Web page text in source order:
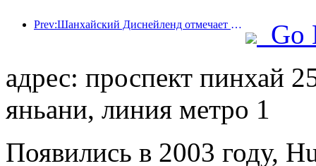
Prev:Шанхайский Диснейленд отмечает свою 10-летнюю годовщину, приняв на сегодняшний день более 100 миллионов посетителей.
Go
адрес: проспект пинхай
яньани, линия метро 1
Появились в 2003 году,